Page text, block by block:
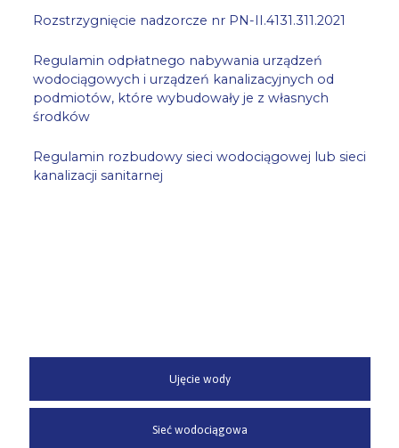
Rozstrzygnięcie nadzorcze nr PN-II.4131.311.2021
Regulamin odpłatnego nabywania urządzeń
wodociągowych i urządzeń kanalizacyjnych od
podmiotów, które wybudowały je z własnych
środków
Regulamin rozbudowy sieci wodociągowej lub sieci
kanalizacji sanitarnej
Ujęcie wody
Sieć wodociągowa